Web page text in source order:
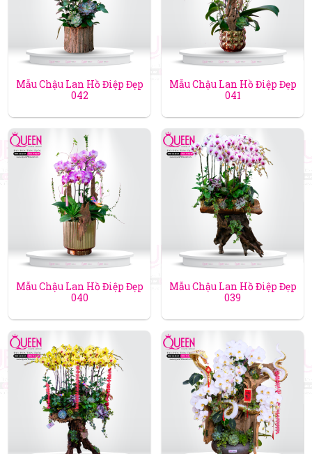
Mẫu Chậu Lan Hồ Điệp Đẹp
042
Mẫu Chậu Lan Hồ Điệp Đẹp
041
Mẫu Chậu Lan Hồ Điệp Đẹp
040
Mẫu Chậu Lan Hồ Điệp Đẹp
039